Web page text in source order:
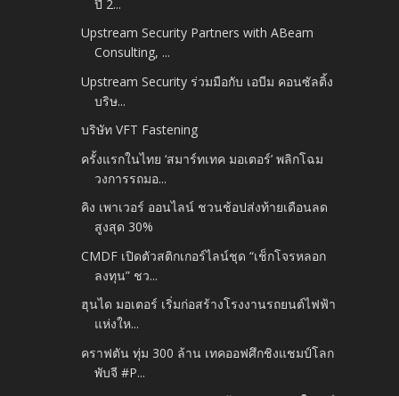
ปี 2...
Upstream Security Partners with ABeam
Consulting, ...
Upstream Security ร่วมมือกับ เอบีม คอนซัลติ้ง
บริษ...
บริษัท VFT Fastening
ครั้งแรกในไทย ‘สมาร์ทเทค มอเตอร์’ พลิกโฉม
วงการรถมอ...
คิง เพาเวอร์ ออนไลน์ ชวนช้อปส่งท้ายเดือนลด
สูงสุด 30%
CMDF เปิดตัวสติกเกอร์ไลน์ชุด “เช็กโจรหลอก
ลงทุน” ชว...
ฮุนได มอเตอร์ เริ่มก่อสร้างโรงงานรถยนต์ไฟฟ้า
แห่งให...
คราฟตัน ทุ่ม 300 ล้าน เทคออฟศึกชิงแชมป์โลก
พับจี #P...